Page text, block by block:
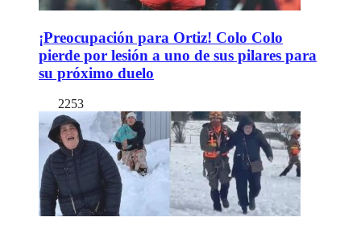
¡Preocupación para Ortiz! Colo Colo
pierde por lesión a uno de sus pilares para
su próximo duelo
2253